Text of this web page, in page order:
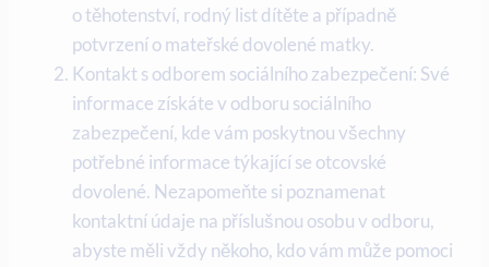
⁢o ⁣těhotenství, rodný list dítěte a případně
potvrzení o mateřské dovolené matky.‌
Kontakt s odborem ⁣sociálního ⁤zabezpečení: Své
‌informace získáte v odboru sociálního
zabezpečení, kde vám poskytnou všechny
⁤potřebné ⁤informace týkající se ‍otcovské
⁤dovolené. Nezapomeňte si⁢ poznamenat
kontaktní⁤ údaje na příslušnou osobu v odboru,
abyste měli vždy někoho, ⁢kdo vám může pomoci